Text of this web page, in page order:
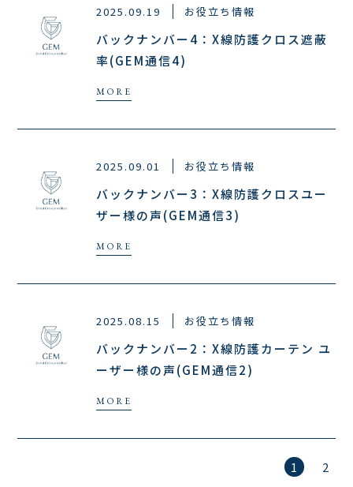
2025.09.19 お役立ち情報
バックナンバー4：X線防護クロス遮蔽
率(GEM通信4)
2025.09.01 お役立ち情報
バックナンバー3：X線防護クロスユー
ザー様の声(GEM通信3)
2025.08.15 お役立ち情報
バックナンバー2：X線防護カーテン ユ
ーザー様の声(GEM通信2)
1 2